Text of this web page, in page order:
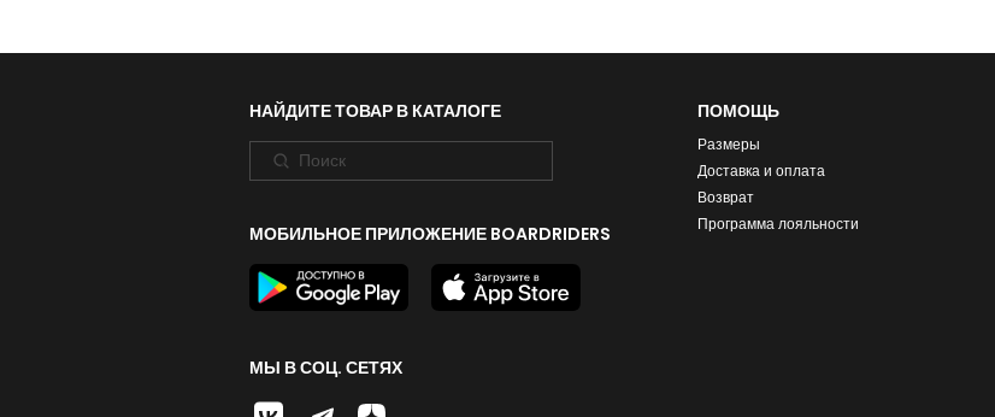
НАЙДИТЕ ТОВАР В КАТАЛОГЕ
МОБИЛЬНОЕ ПРИЛОЖЕНИЕ BOARDRIDERS
МЫ В СОЦ. СЕТЯХ
ПОМОЩЬ
Размеры
Доставка и оплата
Возврат
Программа лояльности